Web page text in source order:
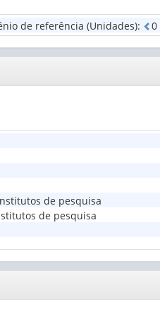
de referência (Unidades): 0
de pesquisa
de pesquisa